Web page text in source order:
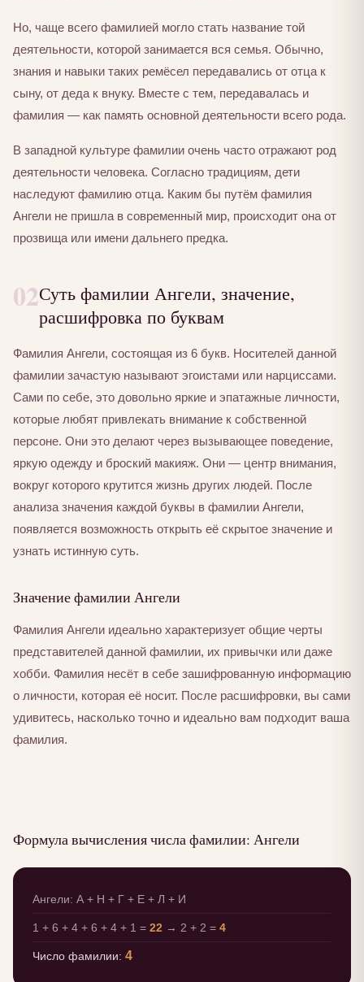
Но, чаще всего фамилией могло стать название той
деятельности, которой занимается вся семья. Обычно,
знания и навыки таких ремёсел передавались от отца к
сыну, от деда к внуку. Вместе с тем, передавалась и
фамилия — как память основной деятельности всего рода.
В западной культуре фамилии очень часто отражают род
деятельности человека. Согласно традициям, дети
наследуют фамилию отца. Каким бы путём фамилия
Ангели не пришла в современный мир, происходит она от
прозвища или имени дальнего предка.
02Суть фамилии Ангели, значение,
расшифровка по буквам
Фамилия Ангели, состоящая из 6 букв. Носителей данной
фамилии зачастую называют эгоистами или нарциссами.
Сами по себе, это довольно яркие и эпатажные личности,
которые любят привлекать внимание к собственной
персоне. Они это делают через вызывающее поведение,
яркую одежду и броский макияж. Они — центр внимания,
вокруг которого крутится жизнь других людей. После
анализа значения каждой буквы в фамилии Ангели,
появляется возможность открыть её скрытое значение и
узнать истинную суть.
Значение фамилии Ангели
Фамилия Ангели идеально характеризует общие черты
представителей данной фамилии, их привычки или даже
хобби. Фамилия несёт в себе зашифрованную информацию
о личности, которая её носит. После расшифровки, вы сами
удивитесь, насколько точно и идеально вам подходит ваша
фамилия.
Формула вычисления числа фамилии: Ангели
Ангели: А + Н + Г + Е + Л + И
1 + 6 + 4 + 6 + 4 + 1 = 22 → 2 + 2 = 4
Число фамилии: 4